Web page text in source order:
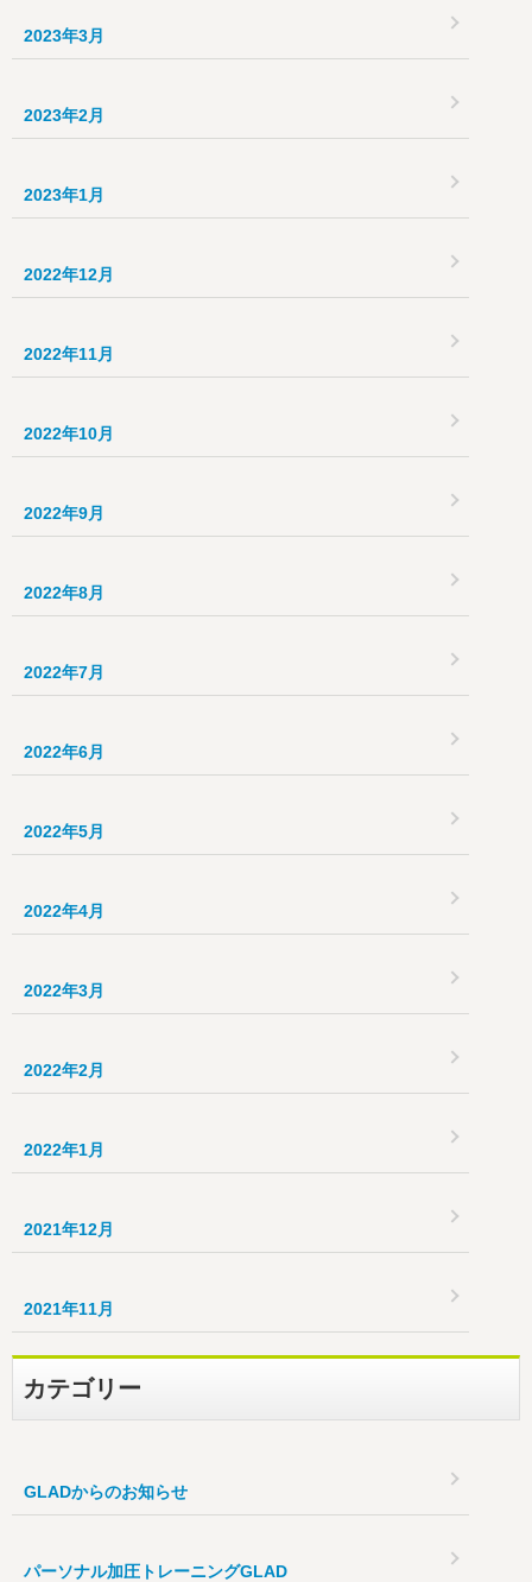
2023年3月
2023年2月
2023年1月
2022年12月
2022年11月
2022年10月
2022年9月
2022年8月
2022年7月
2022年6月
2022年5月
2022年4月
2022年3月
2022年2月
2022年1月
2021年12月
2021年11月
カテゴリー
GLADからのお知らせ
パーソナル加圧トレーニングGLAD